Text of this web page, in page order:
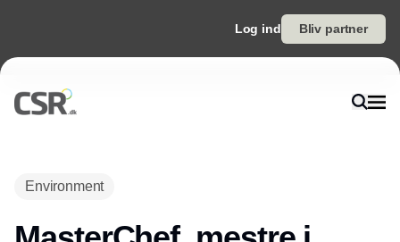
Log ind Bliv partner
Environment